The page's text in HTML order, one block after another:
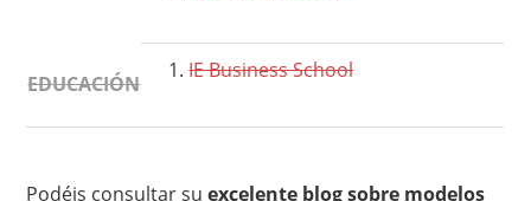
EDUCACIÓN
IE Business School
Podéis consultar suexcelente blog sobre modelos